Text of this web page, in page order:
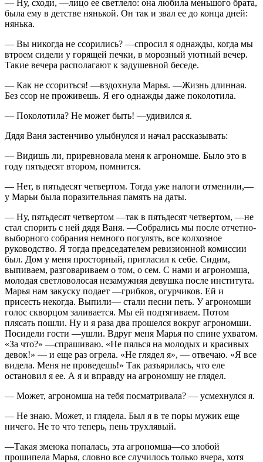
— Ну, сходи, —лицо ее светлело: она любила меньшого брата,
была ему в детстве нянькой. Он так и звал ее до конца дней:
нянька.
— Вы никогда не ссорились? —спросил я однажды, когда мы
втроем сидели у горящей печки, в морозный уютный вечер.
Такие вечера располагают к задушевной беседе.
— Как не ссориться! —вздохнула Марья. —Жизнь длинная.
Без ссор не проживешь. Я его однажды даже поколотила.
— Поколотила? Не может быть! —удивился я.
Дядя Ваня застенчиво улыбнулся и начал рассказывать:
— Видишь ли, приревновала меня к агрономше. Было это в
году пятьдесят втором, помнится.
— Нет, в пятьдесят четвертом. Тогда уже налоги отменили,—
у Марьи была поразительная память на даты.
— Ну, пятьдесят четвертом —так в пятьдесят четвертом, —не
стал спорить с ней дядя Ваня. —Собрались мы после отчетно-
выборного собрания немного погулять, все колхозное
руководство. Я тогда председателем ревизионной комиссии
был. Дом у меня просторный, пригласил к себе. Сидим,
выпиваем, разговариваем о том, о сем. С нами и агрономша,
молодая светловолосая незамужняя девушка после института.
Марья нам закуску подает —грибков, огурчиков. Ей и
присесть некогда. Выпили— стали песни петь. У агрономши
голос скворцом заливается. Мы ей подтягиваем. Потом
плясать пошли. Ну и я раза два прошелся вокруг агрономши.
Посидели гости —ушли. Вдруг меня Марья по спине ухватом.
«За что?» —спрашиваю. «Не пялься на молодых и красивых
девок!» — и еще раз огрела. «Не глядел я», — отвечаю. «Я все
видела. Меня не проведешь!» Так разъярилась, что еле
остановил я ее. А я и вправду на агрономшу не глядел.
— Может, агрономша на тебя посматривала? — усмехнулся я.
— Не знаю. Может, и глядела. Был я в те поры мужик еще
ничего. Не то что теперь, пень трухлявый.
—Такая змеюка попалась, эта агрономша—со злобой
прошипела Марья, словно все случилось только вчера, хотя